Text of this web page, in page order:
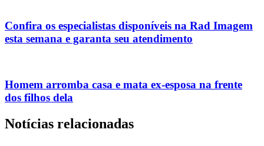
Confira os especialistas disponíveis na Rad Imagem
esta semana e garanta seu atendimento
Homem arromba casa e mata ex-esposa na frente
dos filhos dela
Notícias relacionadas